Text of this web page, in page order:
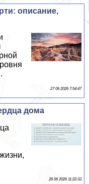
описание,
27 06 2026 7:54:47
дома
26 06 2026 11:22:33